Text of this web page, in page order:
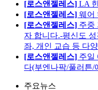
[로스앤젤레스] LA
[로스앤젤레스] 웨어
[로스앤젤레스] 주중
자 합니다.-평신도
좌, 개인 교습 등 다
[로스앤젤레스] 주일
다(부엔나팍/풀러튼/
주요뉴스